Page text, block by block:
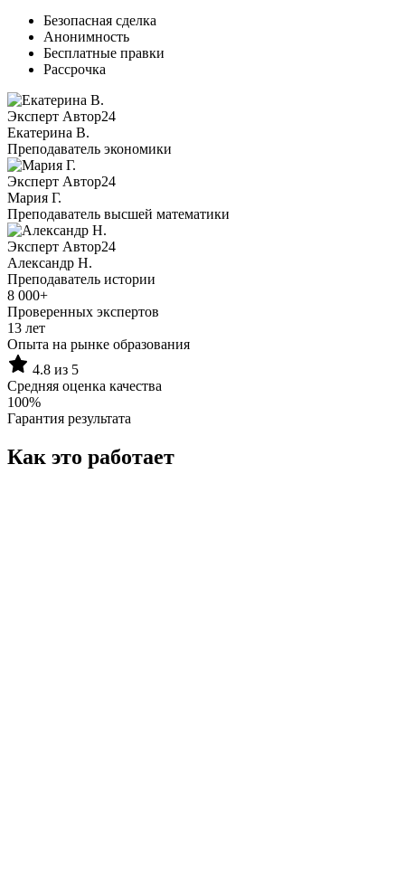
Безопасная сделка
Анонимность
Бесплатные правки
Рассрочка
Эксперт Автор24
Екатерина B.
Преподаватель экономики
Эксперт Автор24
Мария Г.
Преподаватель высшей математики
Эксперт Автор24
Александр Н.
Преподаватель истории
8 000+
Проверенных экспертов
13 лет
Опыта на рынке образования
4.8 из 5
Средняя оценка качества
100%
Гарантия результата
Как это работает